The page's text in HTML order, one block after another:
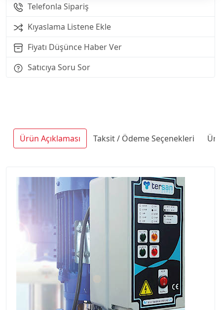
Telefonla Sipariş
Kıyaslama Listene Ekle
Fiyatı Düşünce Haber Ver
Satıcıya Soru Sor
Ürün Açıklaması Taksit / Ödeme Seçenekleri